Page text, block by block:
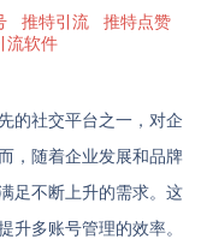
推特引流
推特点赞
流软件
的社交平台之一，对企
，随着企业发展和品牌
足不断上升的需求。这
升多账号管理的效率。